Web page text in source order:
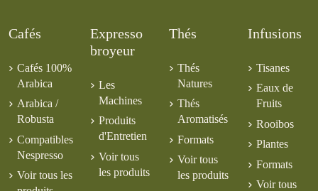
Chiapas BIO CE
Cafés
Cafés 100%
Arabica
Arabica /
Robusta
Compatibles
Nespresso
Voir tous les
Expresso
broyeur
Les
Machines
Produits
d'Entretien
Voir tous
les produits
Thés
Thés
Natures
Thés
Aromatisés
Formats
Voir tous
les produits
Infusions
Tisanes
Eaux de
Fruits
Rooibos
Plantes
Formats
Voir tous